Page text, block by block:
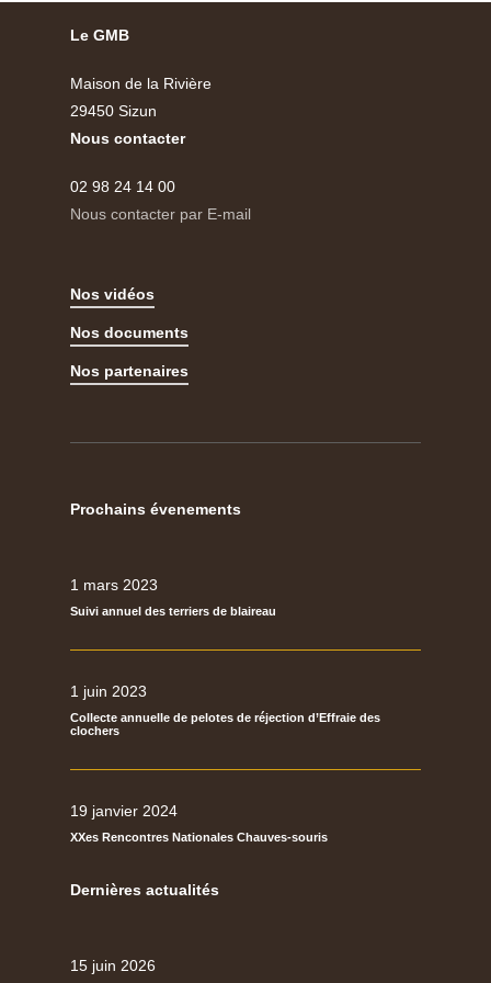
Le GMB
Maison de la Rivière
29450 Sizun
Nous contacter
02 98 24 14 00
Nous contacter par E-mail
Nos vidéos
Nos documents
Nos partenaires
Prochains évenements
1 mars 2023
Suivi annuel des terriers de blaireau
1 juin 2023
Collecte annuelle de pelotes de réjection d’Effraie des
clochers
19 janvier 2024
XXes Rencontres Nationales Chauves-souris
Dernières actualités
15 juin 2026